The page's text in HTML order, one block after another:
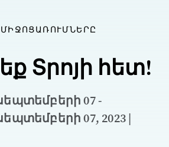
Տրոյի հետ!
07 -
07, 2023 |